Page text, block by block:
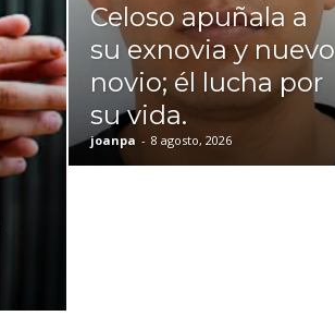
Celoso apuñala a
su exnovia y nuevo
novio; él lucha por
su vida.
joanpa - 8 agosto, 2026